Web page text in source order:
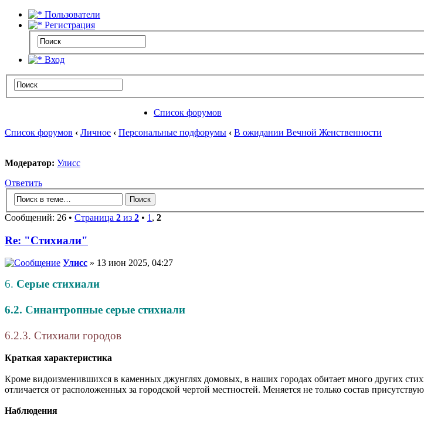
Пользователи
Регистрация
Вход
Список форумов
Список форумов ‹ Личное ‹ Персональные подфорумы ‹ В ожидании Вечной Женственности
Модератор: Улисс
Ответить
Сообщений: 26 • Страница 2 из 2 • 1 , 2
Re: "Стихиали"
Улисс » 13 июн 2025, 04:27
6. Серые стихиали
6.2. Синантропные серые стихиали
6.2.3. Стихиали городов
Краткая характеристика
Кроме видоизменившихся в каменных джунглях домовых, в наших городах обитает много других
отличается от расположенных за городской чертой местностей. Меняется не только состав
Наблюдения